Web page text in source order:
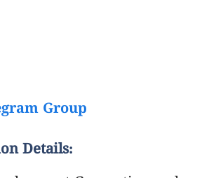
Group
Details: